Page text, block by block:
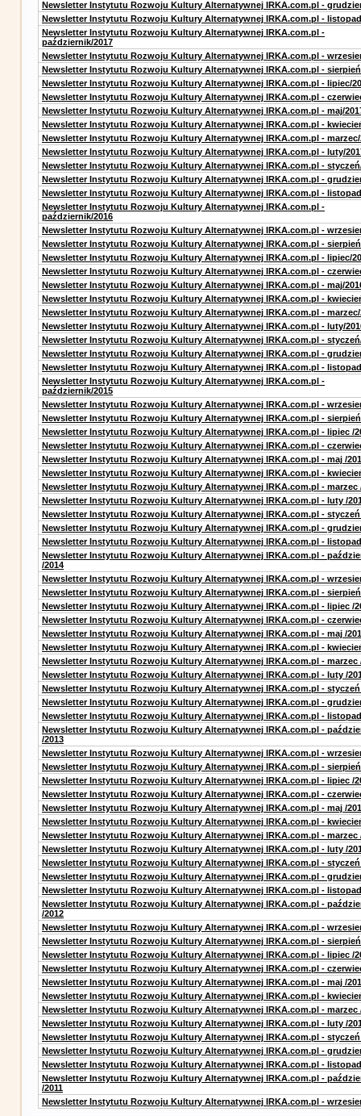
Newsletter Instytutu Rozwoju Kultury Alternatywnej IRKA.com.pl -
Newsletter Instytutu Rozwoju Kultury Alternatywnej IRKA.com.pl -
Newsletter Instytutu Rozwoju Kultury Alternatywnej IRKA.com.pl -
październik/2017
Newsletter Instytutu Rozwoju Kultury Alternatywnej IRKA.com.pl -
Newsletter Instytutu Rozwoju Kultury Alternatywnej IRKA.com.pl -
Newsletter Instytutu Rozwoju Kultury Alternatywnej IRKA.com.pl - lipiec/
Newsletter Instytutu Rozwoju Kultury Alternatywnej IRKA.com.pl -
Newsletter Instytutu Rozwoju Kultury Alternatywnej IRKA.com.pl - maj/
Newsletter Instytutu Rozwoju Kultury Alternatywnej IRKA.com.pl -
Newsletter Instytutu Rozwoju Kultury Alternatywnej IRKA.com.pl - marzec/
Newsletter Instytutu Rozwoju Kultury Alternatywnej IRKA.com.pl - luty/
Newsletter Instytutu Rozwoju Kultury Alternatywnej IRKA.com.pl -
Newsletter Instytutu Rozwoju Kultury Alternatywnej IRKA.com.pl -
Newsletter Instytutu Rozwoju Kultury Alternatywnej IRKA.com.pl -
Newsletter Instytutu Rozwoju Kultury Alternatywnej IRKA.com.pl -
październik/2016
Newsletter Instytutu Rozwoju Kultury Alternatywnej IRKA.com.pl -
Newsletter Instytutu Rozwoju Kultury Alternatywnej IRKA.com.pl -
Newsletter Instytutu Rozwoju Kultury Alternatywnej IRKA.com.pl - lipiec/
Newsletter Instytutu Rozwoju Kultury Alternatywnej IRKA.com.pl -
Newsletter Instytutu Rozwoju Kultury Alternatywnej IRKA.com.pl - maj/
Newsletter Instytutu Rozwoju Kultury Alternatywnej IRKA.com.pl -
Newsletter Instytutu Rozwoju Kultury Alternatywnej IRKA.com.pl - marzec/
Newsletter Instytutu Rozwoju Kultury Alternatywnej IRKA.com.pl - luty/
Newsletter Instytutu Rozwoju Kultury Alternatywnej IRKA.com.pl -
Newsletter Instytutu Rozwoju Kultury Alternatywnej IRKA.com.pl -
Newsletter Instytutu Rozwoju Kultury Alternatywnej IRKA.com.pl -
Newsletter Instytutu Rozwoju Kultury Alternatywnej IRKA.com.pl -
październik/2015
Newsletter Instytutu Rozwoju Kultury Alternatywnej IRKA.com.pl -
Newsletter Instytutu Rozwoju Kultury Alternatywnej IRKA.com.pl -
Newsletter Instytutu Rozwoju Kultury Alternatywnej IRKA.com.pl - lipiec /
Newsletter Instytutu Rozwoju Kultury Alternatywnej IRKA.com.pl -
Newsletter Instytutu Rozwoju Kultury Alternatywnej IRKA.com.pl - maj /
Newsletter Instytutu Rozwoju Kultury Alternatywnej IRKA.com.pl -
Newsletter Instytutu Rozwoju Kultury Alternatywnej IRKA.com.pl - marzec
Newsletter Instytutu Rozwoju Kultury Alternatywnej IRKA.com.pl - luty /
Newsletter Instytutu Rozwoju Kultury Alternatywnej IRKA.com.pl - styczeń
Newsletter Instytutu Rozwoju Kultury Alternatywnej IRKA.com.pl -
Newsletter Instytutu Rozwoju Kultury Alternatywnej IRKA.com.pl - listopad
Newsletter Instytutu Rozwoju Kultury Alternatywnej IRKA.com.pl -
/2014
Newsletter Instytutu Rozwoju Kultury Alternatywnej IRKA.com.pl -
Newsletter Instytutu Rozwoju Kultury Alternatywnej IRKA.com.pl - sierpień
Newsletter Instytutu Rozwoju Kultury Alternatywnej IRKA.com.pl - lipiec /
Newsletter Instytutu Rozwoju Kultury Alternatywnej IRKA.com.pl -
Newsletter Instytutu Rozwoju Kultury Alternatywnej IRKA.com.pl - maj /
Newsletter Instytutu Rozwoju Kultury Alternatywnej IRKA.com.pl -
Newsletter Instytutu Rozwoju Kultury Alternatywnej IRKA.com.pl - marzec
Newsletter Instytutu Rozwoju Kultury Alternatywnej IRKA.com.pl - luty /
Newsletter Instytutu Rozwoju Kultury Alternatywnej IRKA.com.pl - styczeń
Newsletter Instytutu Rozwoju Kultury Alternatywnej IRKA.com.pl -
Newsletter Instytutu Rozwoju Kultury Alternatywnej IRKA.com.pl - listopad
Newsletter Instytutu Rozwoju Kultury Alternatywnej IRKA.com.pl -
/2013
Newsletter Instytutu Rozwoju Kultury Alternatywnej IRKA.com.pl -
Newsletter Instytutu Rozwoju Kultury Alternatywnej IRKA.com.pl - sierpień
Newsletter Instytutu Rozwoju Kultury Alternatywnej IRKA.com.pl - lipiec /
Newsletter Instytutu Rozwoju Kultury Alternatywnej IRKA.com.pl -
Newsletter Instytutu Rozwoju Kultury Alternatywnej IRKA.com.pl - maj /
Newsletter Instytutu Rozwoju Kultury Alternatywnej IRKA.com.pl -
Newsletter Instytutu Rozwoju Kultury Alternatywnej IRKA.com.pl - marzec
Newsletter Instytutu Rozwoju Kultury Alternatywnej IRKA.com.pl - luty /
Newsletter Instytutu Rozwoju Kultury Alternatywnej IRKA.com.pl - styczeń
Newsletter Instytutu Rozwoju Kultury Alternatywnej IRKA.com.pl -
Newsletter Instytutu Rozwoju Kultury Alternatywnej IRKA.com.pl - listopad
Newsletter Instytutu Rozwoju Kultury Alternatywnej IRKA.com.pl -
/2012
Newsletter Instytutu Rozwoju Kultury Alternatywnej IRKA.com.pl -
Newsletter Instytutu Rozwoju Kultury Alternatywnej IRKA.com.pl - sierpień
Newsletter Instytutu Rozwoju Kultury Alternatywnej IRKA.com.pl - lipiec /
Newsletter Instytutu Rozwoju Kultury Alternatywnej IRKA.com.pl -
Newsletter Instytutu Rozwoju Kultury Alternatywnej IRKA.com.pl - maj /
Newsletter Instytutu Rozwoju Kultury Alternatywnej IRKA.com.pl -
Newsletter Instytutu Rozwoju Kultury Alternatywnej IRKA.com.pl - marzec
Newsletter Instytutu Rozwoju Kultury Alternatywnej IRKA.com.pl - luty /
Newsletter Instytutu Rozwoju Kultury Alternatywnej IRKA.com.pl - styczeń
Newsletter Instytutu Rozwoju Kultury Alternatywnej IRKA.com.pl -
Newsletter Instytutu Rozwoju Kultury Alternatywnej IRKA.com.pl - listopad
Newsletter Instytutu Rozwoju Kultury Alternatywnej IRKA.com.pl -
/2011
Newsletter Instytutu Rozwoju Kultury Alternatywnej IRKA.com.pl -